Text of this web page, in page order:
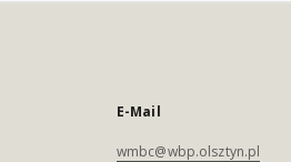
E-Mail
wmbc@wbp.olsztyn.pl